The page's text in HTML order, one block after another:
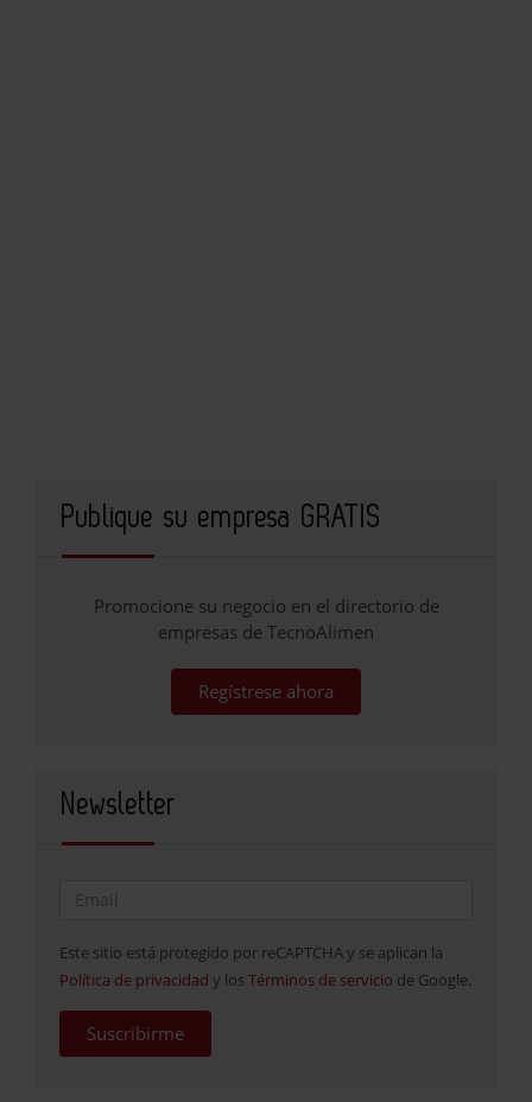
Publique su empresa GRATIS
Promocione su negocio en el directorio de
empresas de TecnoAlimen
Regístrese ahora
Newsletter
Este sitio está protegido por reCAPTCHA y se aplican la
Política de privacidad y los Términos de servicio de Google.
Suscribirme